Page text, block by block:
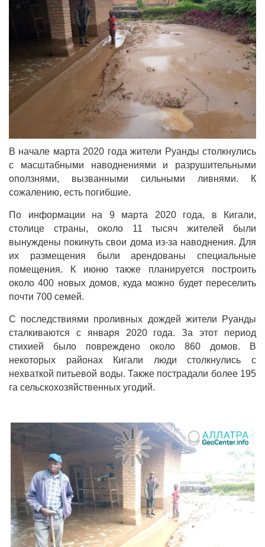
В начале марта 2020 года жители Руанды столкнулись
с масштабными наводнениями и разрушительными
оползнями, вызванными сильными ливнями. К
сожалению, есть погибшие.
По информации на 9 марта 2020 года, в Кигали,
столице страны, около 11 тысяч жителей были
вынуждены покинуть свои дома из-за наводнения. Для
их размещения были арендованы специальные
помещения. К июню также планируется построить
около 400 новых домов, куда можно будет переселить
почти 700 семей.
С последствиями проливных дождей жители Руанды
сталкиваются с января 2020 года. За этот период
стихией было повреждено около 860 домов. В
некоторых районах Кигали люди столкнулись с
нехваткой питьевой воды. Также пострадали более 195
га сельскохозяйственных угодий.